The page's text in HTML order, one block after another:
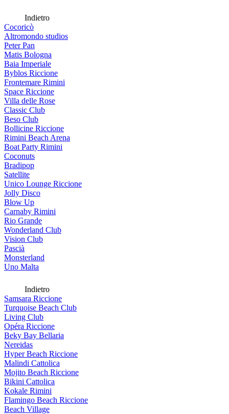
Indietro
Cocoricò
Altromondo studios
Peter Pan
Matis Bologna
Baia Imperiale
Byblos Riccione
Frontemare Rimini
Space Riccione
Villa delle Rose
Classic Club
Beso Club
Bollicine Riccione
Rimini Beach Arena
Boat Party Rimini
Coconuts
Bradipop
Satellite
Unico Lounge Riccione
Jolly Disco
Blow Up
Carnaby Rimini
Rio Grande
Wonderland Club
Vision Club
Pascià
Monsterland
Uno Malta
Indietro
Samsara Riccione
Turquoise Beach Club
Living Club
Opéra Riccione
Beky Bay Bellaria
Nereidas
Hyper Beach Riccione
Malindi Cattolica
Mojito Beach Riccione
Bikini Cattolica
Kokale Rimini
Flamingo Beach Riccione
Beach Village